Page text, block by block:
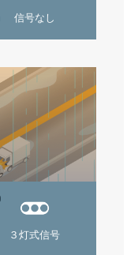
信号なし
３灯式信号